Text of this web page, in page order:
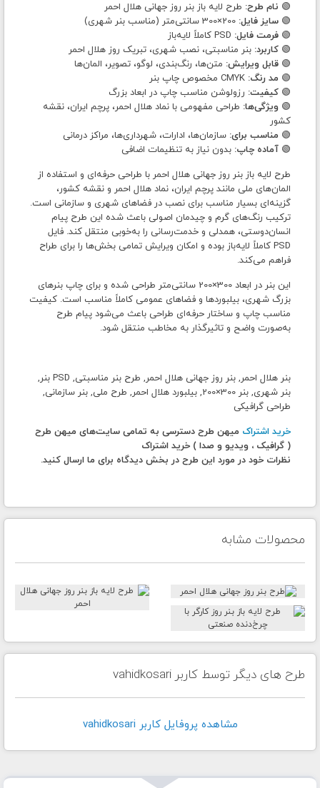
🟢 نام طرح: طرح لایه باز بنر روز جهانی هلال احمر
🟢 سایز فایل:
🟢 فرمت فایل:
🟢 کاربرد: بنر مناسبتی، نصب شهری، تبریک روز هلال احمر
🟢 قابل ویرایش: متن‌ها، رنگ‌بندی، لوگو، تصویر، المان‌ها
🟢 مد رنگ:
🟢 کیفیت: رزولوشن مناسب چاپ در ابعاد بزرگ
🟢 ویژگی‌ها: طراحی مفهومی با نماد هلال احمر، پرچم ایران، نقشه
کشور
🟢 مناسب برای: سازمان‌ها، ادارات، شهرداری‌ها، مراکز درمانی
🟢 آماده چاپ: بدون نیاز به تنظیمات اضافی
طرح لایه باز بنر روز جهانی هلال احمر با طراحی حرفه‌ای و استفاده از
المان‌های ملی مانند پرچم ایران، نماد هلال احمر و نقشه کشور،
گزینه‌ای بسیار مناسب برای نصب در فضاهای شهری و سازمانی است.
ترکیب رنگ‌های گرم و چیدمان اصولی باعث شده این طرح پیام
انسان‌دوستی، همدلی و خدمت‌رسانی را به‌خوبی منتقل کند. فایل
PSD کاملاً لایه‌باز بوده و امکان ویرایش تمامی بخش‌ها را برای طراح
فراهم می‌کند.
این بنر در ابعاد 300×200 سانتی‌متر طراحی شده و برای چاپ بنرهای
بزرگ شهری، بیلبوردها و فضاهای عمومی کاملاً مناسب است. کیفیت
مناسب چاپ و ساختار حرفه‌ای طراحی باعث می‌شود پیام طرح
به‌صورت واضح و تاثیرگذار به مخاطب منتقل شود.
بنر هلال احمر, بنر روز جهانی هلال احمر, طرح بنر مناسبتی, PSD بنر,
بنر شهری, بنر 300×200, بیلبورد هلال احمر, طرح ملی, بنر سازمانی,
طراحی گرافیکی
خرید اشتراک میهن طرح دسترسی به تمامی سایت‌های میهن طرح
( گرافیک ، ویدیو و صدا ) خرید اشتراک
نظرات خود در مورد این طرح در بخش دیدگاه برای ما ارسال کنید.
محصولات مشابه
طرح های دیگر توسط کاربر vahidkosari
مشاهده پروفايل کاربر vahidkosari